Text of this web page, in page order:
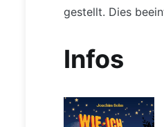
gestellt. Dies
Infos